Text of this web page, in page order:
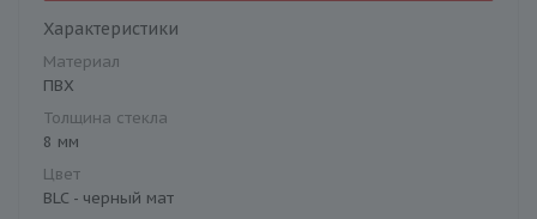
Характеристики
Материал
ПВХ
Толщина стекла
8 мм
Цвет
BLC - черный мат